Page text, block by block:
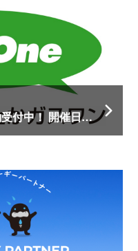
オンライン会社説明会の予約受付中！ 開催日時は1人ひとりのご都合に合わせます♪